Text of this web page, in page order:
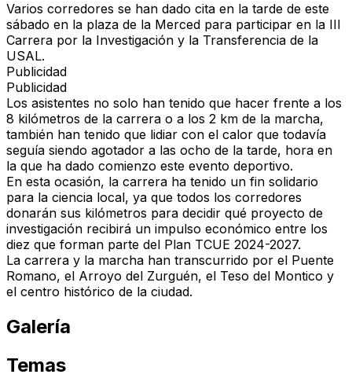
Varios corredores se han dado cita en la tarde de este
sábado en la plaza de la Merced para participar en la III
Carrera por la Investigación y la Transferencia de la
USAL.
Publicidad
Publicidad
Los asistentes no solo han tenido que hacer frente a los
8 kilómetros de la carrera o a los 2 km de la marcha,
también han tenido que lidiar con el calor que todavía
seguía siendo agotador a las ocho de la tarde, hora en
la que ha dado comienzo este evento deportivo.
En esta ocasión, la carrera ha tenido un fin solidario
para la ciencia local, ya que todos los corredores
donarán sus kilómetros para decidir qué proyecto de
investigación recibirá un impulso económico entre los
diez que forman parte del Plan TCUE 2024-2027.
La carrera y la marcha han transcurrido por el Puente
Romano, el Arroyo del Zurguén, el Teso del Montico y
el centro histórico de la ciudad.
Galería
Temas